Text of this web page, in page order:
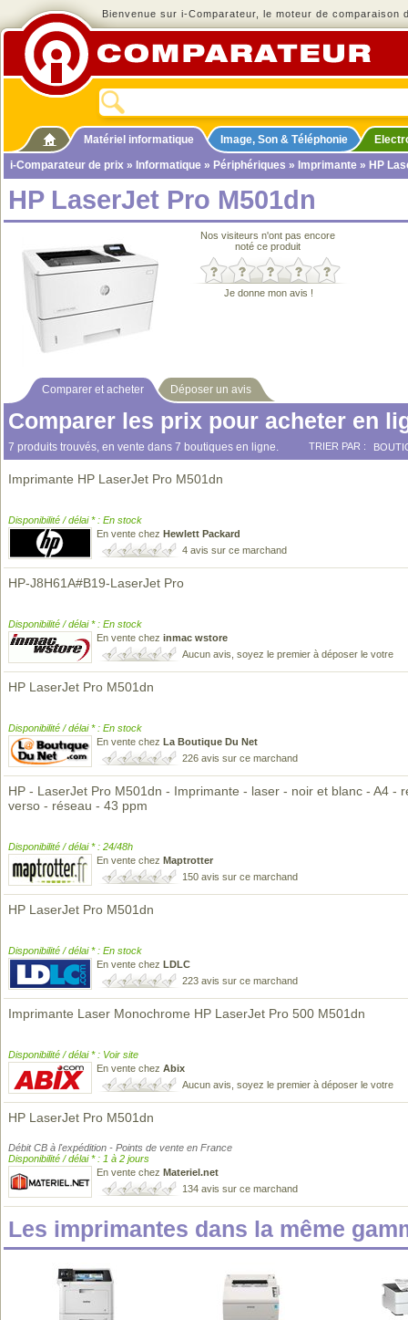
Bienvenue sur i-Comparateur, le moteur de comparaison
Matériel informatique Image, Son & Téléphonie
i-Comparateur de prix » Informatique » Périphériques » Imprimante » HP
HP LaserJet Pro M501dn
Nos visiteurs n'ont pas encore
noté ce produit
Je donne mon avis !
Comparer et acheter Déposer un avis
Comparer les prix pour acheter en
7 produits trouvés, en vente dans 7 boutiques en ligne. TRIER PAR :
Imprimante HP LaserJet Pro M501dn
Disponibilité / délai * : En stock
En vente chez Hewlett Packard
4 avis sur ce marchand
HP-J8H61A#B19-LaserJet Pro
Disponibilité / délai * : En stock
En vente chez inmac wstore
Aucun avis, soyez le premier à déposer le votre
HP LaserJet Pro M501dn
Disponibilité / délai * : En stock
En vente chez La Boutique Du Net
226 avis sur ce marchand
HP - LaserJet Pro M501dn - Imprimante - laser - noir et blanc - A4 -
verso - réseau - 43 ppm
Disponibilité / délai * : 24/48h
En vente chez Maptrotter
150 avis sur ce marchand
HP LaserJet Pro M501dn
Disponibilité / délai * : En stock
En vente chez LDLC
223 avis sur ce marchand
Imprimante Laser Monochrome HP LaserJet Pro 500 M501dn
Disponibilité / délai * : Voir site
En vente chez Abix
Aucun avis, soyez le premier à déposer le votre
HP LaserJet Pro M501dn
Débit CB à l'expédition - Points de vente en France
Disponibilité / délai * : 1 à 2 jours
En vente chez Materiel.net
134 avis sur ce marchand
Les imprimantes dans la même